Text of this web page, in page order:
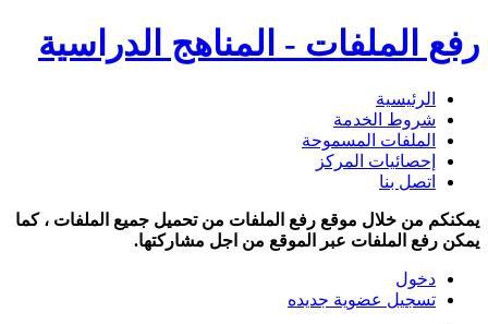
رفع الملفات - المناهج الدراسية
الرئيسية
شروط الخدمة
الملفات المسموحة
إحصائيات المركز
اتصل بنا
يمكنكم من خلال موقع رفع الملفات من تحميل جميع الملفات ، كما
يمكن رفع الملفات عبر الموقع من اجل مشاركتها.
دخول
تسجيل عضوية جديده